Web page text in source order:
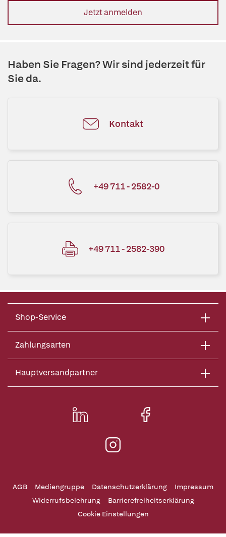
Jetzt anmelden
Haben Sie Fragen? Wir sind jederzeit für
Sie da.
Kontakt
+49 711 - 2582-0
+49 711 - 2582-390
Shop-Service
Zahlungsarten
Hauptversandpartner
AGB Mediengruppe Datenschutzerklärung
Impressum
Widerrufsbelehrung
Barrierefreiheitserklärung
Cookie Einstellungen